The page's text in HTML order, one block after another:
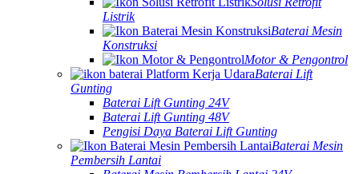
Listrik
Baterai Mesin
Konstruksi
Motor & Pengontrol
Baterai Lift
Gunting
Baterai Lift Gunting 24V
Baterai Lift Gunting 48V
Pengisi Daya Baterai Lift Gunting
Baterai Mesin
Pembersih Lantai